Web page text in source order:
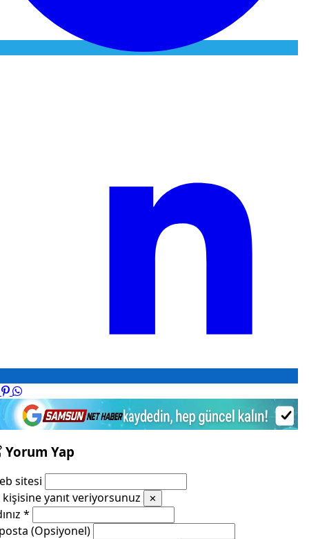
Yorum Yap
sitesi
kişisine yanıt veriyorsunuz
✕
*
(Opsiyonel)